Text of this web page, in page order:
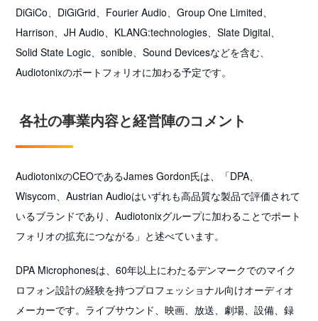
DiGiCo、DiGiGrid、Fourier Audio、Group One Limited、
Harrison、JH Audio、KLANG:technologies、Slate Digital、
Solid State Logic、sonible、Sound Devicesなどを含む、
Audiotonixのポートフォリオに加わる予定です。
各社の事業内容と経営陣のコメント
AudiotonixのCEOであるJames Gordon氏は、「DPA、
Wisycom、Austrian Audioはいずれも高品質な製品で評価されて
いるブランドであり、Audiotonixグループに加わることでポート
フォリオの拡充につながる」と述べています。
DPA Microphonesは、60年以上にわたるデンマークでのマイク
ロフォン設計の経験を持つプロフェッショナル向けオーディオ
メーカーです。ライブサウンド、映画、放送、劇場、設備、録